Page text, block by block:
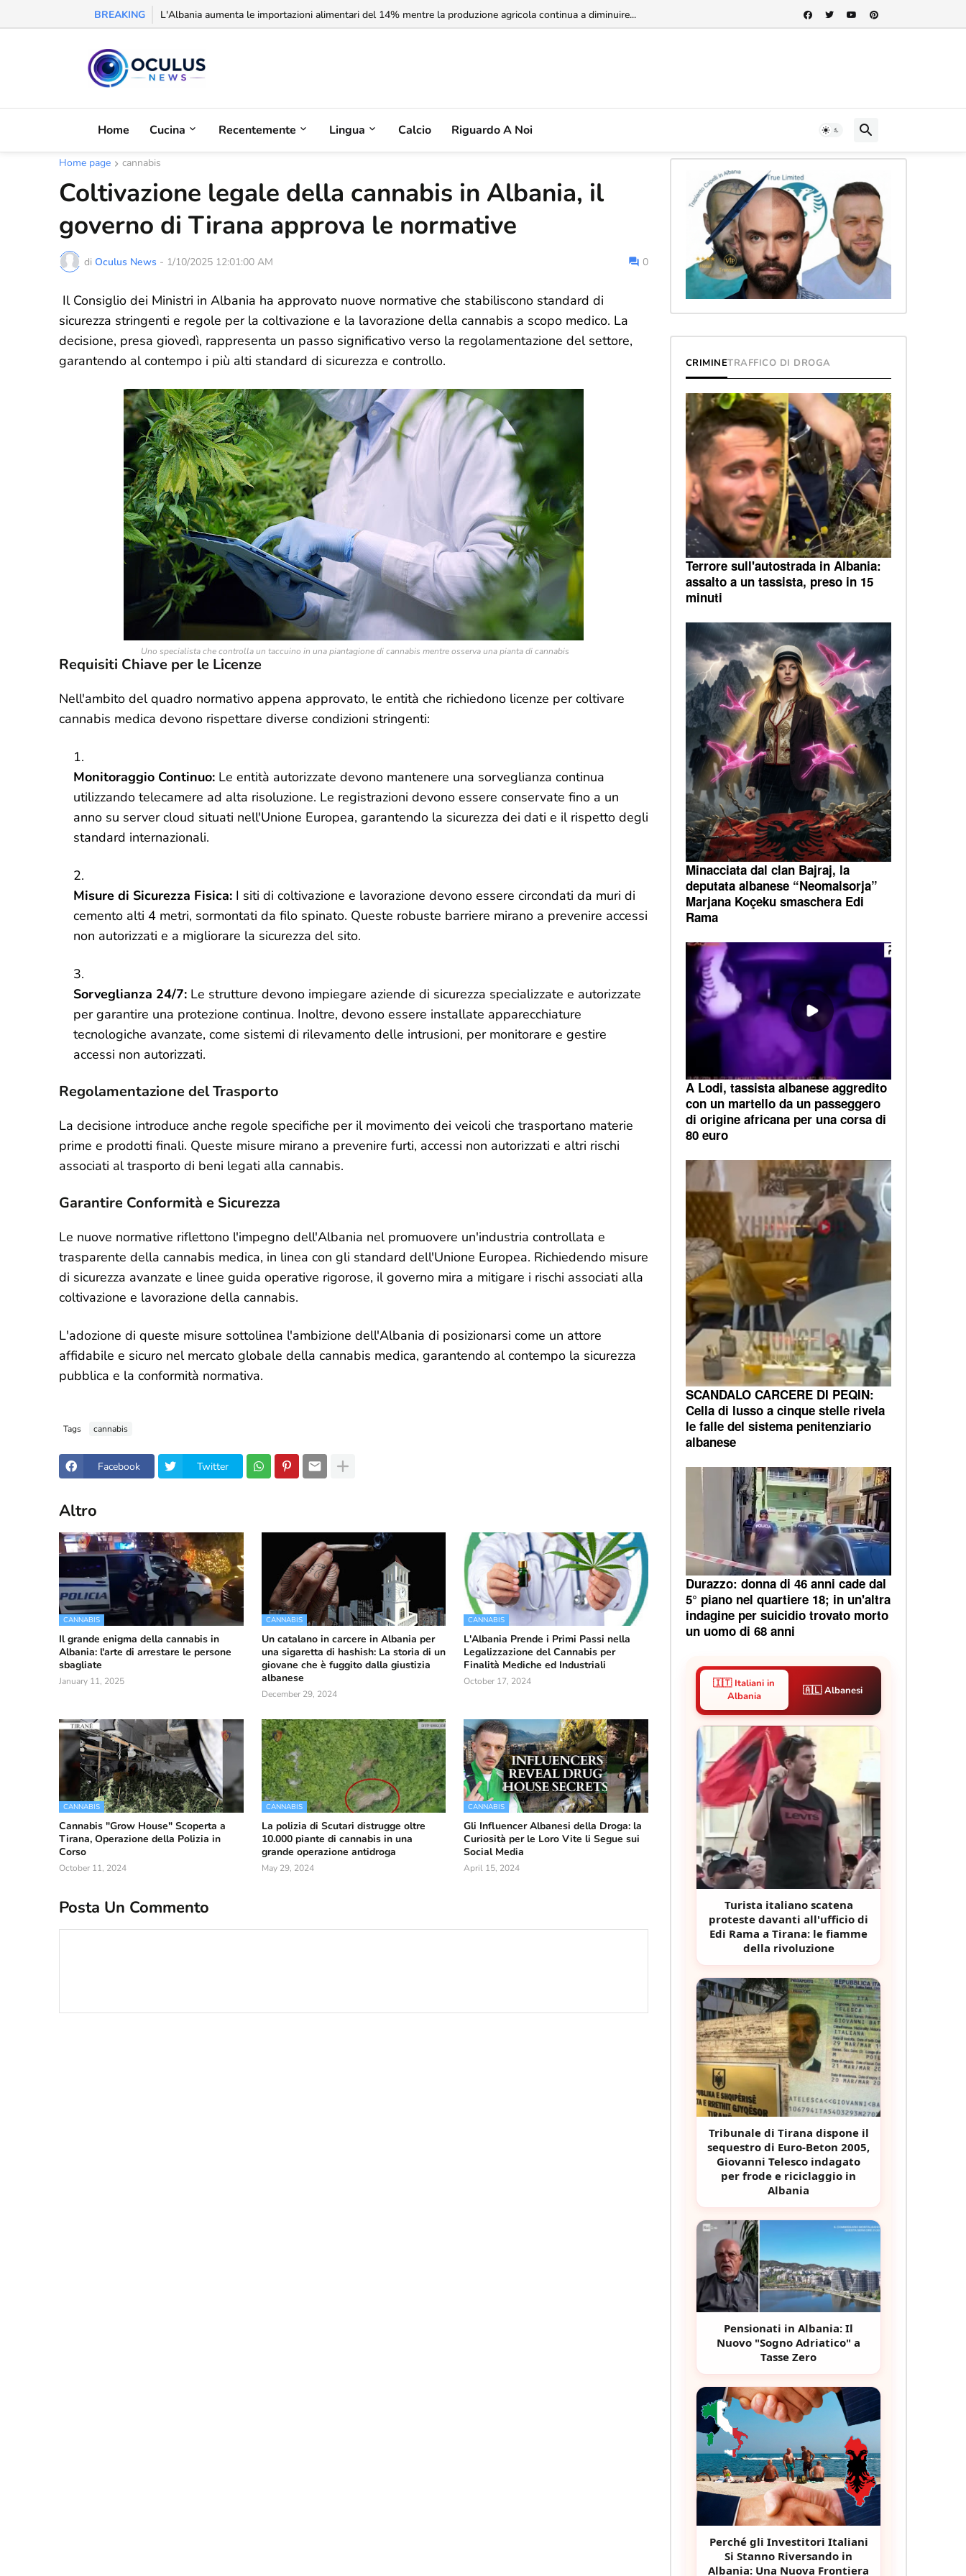
BREAKING L'Albania aumenta le importazioni alimentari del 14% mentre la produzione agricola continua a diminuire...
Riconoscimento alla balcanica: la Serbia non riconosce il Kosovo, ma l'Albania potrebbe riconoscere la Serbia nel cuore della storia albanese...
Home Cucina Recentemente Lingua Calcio Riguardo A Noi
Home page cannabis
Coltivazione legale della cannabis in Albania, il
governo di Tirana approva le normative
di Oculus News - 1/10/2025 12:01:00 AM 0
Il Consiglio dei Ministri in Albania ha approvato nuove normative che stabiliscono standard di
sicurezza stringenti e regole per la coltivazione e la lavorazione della cannabis a scopo medico. La
decisione, presa giovedì, rappresenta un passo significativo verso la regolamentazione del settore,
garantendo al contempo i più alti standard di sicurezza e controllo.
Uno specialista che controlla un taccuino in una piantagione di cannabis mentre osserva una pianta di cannabis
Requisiti Chiave per le Licenze
Nell'ambito del quadro normativo appena approvato, le entità che richiedono licenze per coltivare
cannabis medica devono rispettare diverse condizioni stringenti:
Monitoraggio Continuo: Le entità autorizzate devono mantenere una sorveglianza continua
utilizzando telecamere ad alta risoluzione. Le registrazioni devono essere conservate fino a un
anno su server cloud situati nell'Unione Europea, garantendo la sicurezza dei dati e il rispetto degli
standard internazionali.
Misure di Sicurezza Fisica: I siti di coltivazione e lavorazione devono essere circondati da muri di
cemento alti 4 metri, sormontati da filo spinato. Queste robuste barriere mirano a prevenire accessi
non autorizzati e a migliorare la sicurezza del sito.
Sorveglianza 24/7: Le strutture devono impiegare aziende di sicurezza specializzate e autorizzate
per garantire una protezione continua. Inoltre, devono essere installate apparecchiature
tecnologiche avanzate, come sistemi di rilevamento delle intrusioni, per monitorare e gestire
accessi non autorizzati.
Regolamentazione del Trasporto
La decisione introduce anche regole specifiche per il movimento dei veicoli che trasportano materie
prime e prodotti finali. Queste misure mirano a prevenire furti, accessi non autorizzati e altri rischi
associati al trasporto di beni legati alla cannabis.
Garantire Conformità e Sicurezza
Le nuove normative riflettono l'impegno dell'Albania nel promuovere un'industria controllata e
trasparente della cannabis medica, in linea con gli standard dell'Unione Europea. Richiedendo misure
di sicurezza avanzate e linee guida operative rigorose, il governo mira a mitigare i rischi associati alla
coltivazione e lavorazione della cannabis.
L'adozione di queste misure sottolinea l'ambizione dell'Albania di posizionarsi come un attore
affidabile e sicuro nel mercato globale della cannabis medica, garantendo al contempo la sicurezza
pubblica e la conformità normativa.
Tags cannabis
Facebook Twitter
Altro
CANNABIS
Il grande enigma della cannabis in
Albania: l'arte di arrestare le persone
sbagliate
January 11, 2025
CANNABIS
Un catalano in carcere in Albania per
una sigaretta di hashish: La storia di un
giovane che è fuggito dalla giustizia
albanese
December 29, 2024
CANNABIS
L'Albania Prende i Primi Passi nella
Legalizzazione del Cannabis per
Finalità Mediche ed Industriali
October 17, 2024
CANNABIS
Cannabis "Grow House" Scoperta a
Tirana, Operazione della Polizia in
Corso
October 11, 2024
CANNABIS
La polizia di Scutari distrugge oltre
10.000 piante di cannabis in una
grande operazione antidroga
May 29, 2024
CANNABIS
Gli Influencer Albanesi della Droga: la
Curiosità per le Loro Vite li Segue sui
Social Media
April 15, 2024
Posta Un Commento
CRIMINETRAFFICO DI DROGA
Terrore sull'autostrada in Albania:
assalto a un tassista, preso in 15
minuti
Minacciata dal clan Bajraj, la
deputata albanese “Neomalsorja”
Marjana Koçeku smaschera Edi
Rama
A Lodi, tassista albanese aggredito
con un martello da un passeggero
di origine africana per una corsa di
80 euro
SCANDALO CARCERE DI PEQIN:
Cella di lusso a cinque stelle rivela
le falle del sistema penitenziario
albanese
Durazzo: donna di 46 anni cade dal
5° piano nel quartiere 18; in un'altra
indagine per suicidio trovato morto
un uomo di 68 anni
🇮🇹 Italiani in
Albania
🇦🇱 Albanesi
Turista italiano scatena
proteste davanti all'ufficio di
Edi Rama a Tirana: le fiamme
della rivoluzione
Tribunale di Tirana dispone il
sequestro di Euro-Beton 2005,
Giovanni Telesco indagato
per frode e riciclaggio in
Albania
Pensionati in Albania: Il
Nuovo "Sogno Adriatico" a
Tasse Zero
Perché gli Investitori Italiani
Si Stanno Riversando in
Albania: Una Nuova Frontiera